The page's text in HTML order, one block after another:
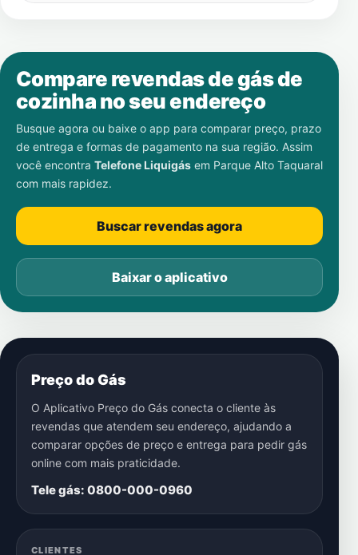
Compare revendas de gás de
cozinha no seu endereço
Busque agora ou baixe o app para comparar preço, prazo
de entrega e formas de pagamento na sua região. Assim
você encontra Telefone Liquigás em Parque Alto Taquaral
com mais rapidez.
Buscar revendas agora
Baixar o aplicativo
Preço do Gás
O Aplicativo Preço do Gás conecta o cliente às
revendas que atendem seu endereço, ajudando a
comparar opções de preço e entrega para pedir gás
online com mais praticidade.
Tele gás: 0800-000-0960
CLIENTES